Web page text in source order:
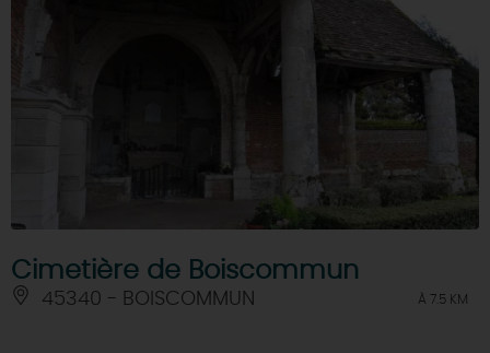
Cimetière de Boiscommun
45340 - BOISCOMMUN À 7.5 KM